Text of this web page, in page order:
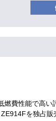
燃費性能で高
を独占販